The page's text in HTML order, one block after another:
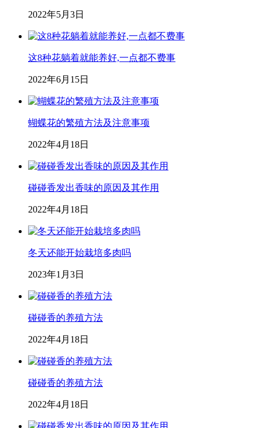
2022年5月3日
这8种花躺着就能养好,一点都不费事
2022年6月15日
蝴蝶花的繁殖方法及注意事项
2022年4月18日
碰碰香发出香味的原因及其作用
2022年4月18日
冬天还能开始栽培多肉吗
2023年1月3日
碰碰香的养殖方法
2022年4月18日
碰碰香的养殖方法
2022年4月18日